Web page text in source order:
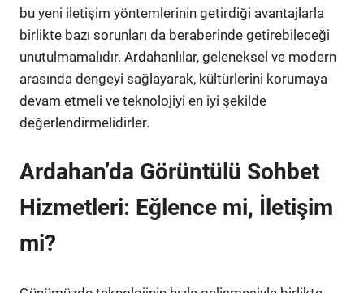
bu yeni iletişim yöntemlerinin getirdiği avantajlarla
birlikte bazı sorunları da beraberinde getirebileceği
unutulmamalıdır. Ardahanlılar, geleneksel ve modern
arasında dengeyi sağlayarak, kültürlerini korumaya
devam etmeli ve teknolojiyi en iyi şekilde
değerlendirmelidirler.
Ardahan’da Görüntülü Sohbet
Hizmetleri: Eğlence mi, İletişim
mi?